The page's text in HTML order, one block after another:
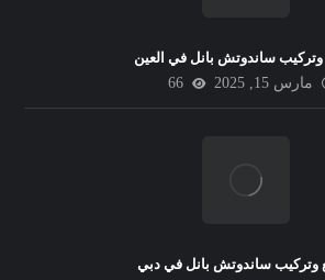
وتركيب ساندوتش بانل في العين
مارس 15, 2025
66
وتركيب ساندوتش بانل في دبي